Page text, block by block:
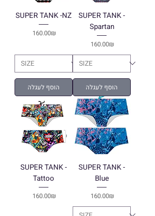
SUPER TANK -NZ
Price ‏160.00 ‏₪
הוסף לעגלה
SUPER TANK -
Spartan
Price ‏160.00 ‏₪
הוסף לעגלה
SUPER TANK -
Tattoo
Price ‏160.00 ‏₪
SUPER TANK -
Blue
Price ‏160.00 ‏₪